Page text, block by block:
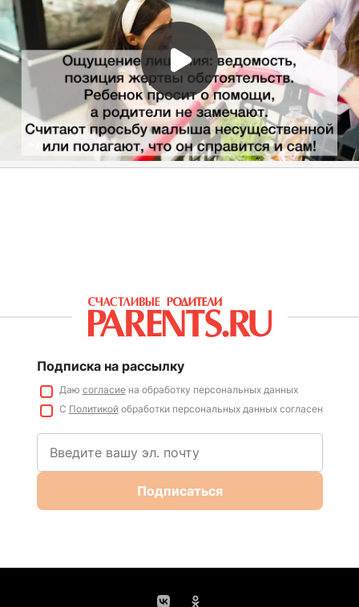
Подписка на рассылку
Даю согласиена обработку персональных данных
С Политикойобработки персональных данных согласен
Подписаться